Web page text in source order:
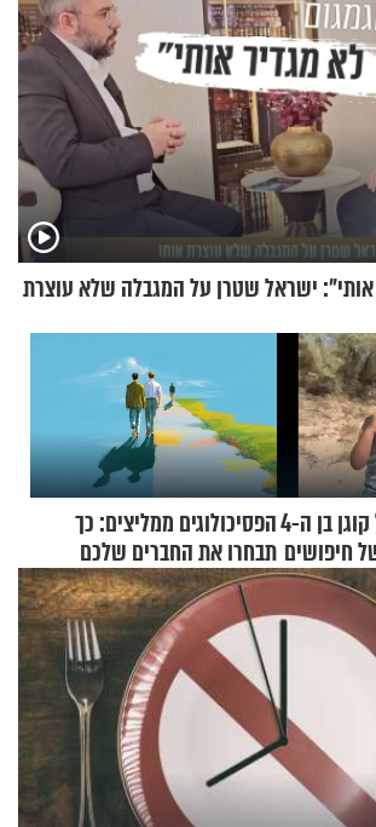
ישראל שטרן על המגבלה שלא עוצרת
בחסדי שמיים: יובל קוגן בן ה-4
חיפושים
הפסיכולוגים ממליצים: כך
תבחרו את החברים שלכם
בחיים